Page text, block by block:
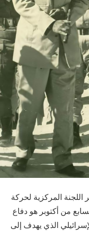
سر اللجنة المركزية لحركة
من أكتوبر هو دفاع
الذي يهدف إلى